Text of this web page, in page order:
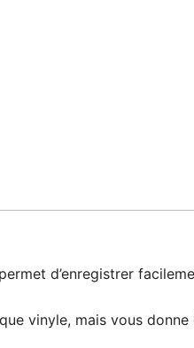
d’enregistrer
vinyle, mais vous